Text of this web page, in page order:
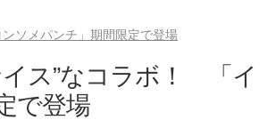
ソメパンチ」期間限定で登場
ス”なコラボ！ 「イ
で登場